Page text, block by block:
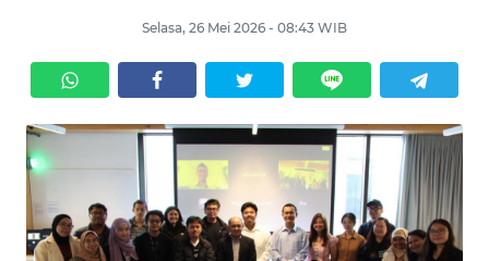
Selasa, 26 Mei 2026 - 08:43 WIB
EKUIN
SAINS-TEKNO
KESEHATAN